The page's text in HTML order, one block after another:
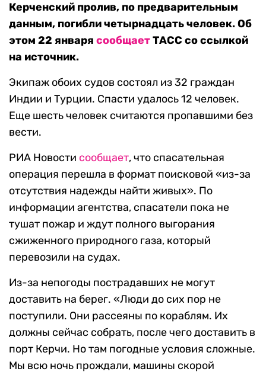
Керченский пролив, по предварительным
данным, погибли четырнадцать человек. Об
этом 22 января сообщаетТАСС со ссылкой
на источник.
Экипаж обоих судов состоял из 32 граждан
Индии и Турции. Спасти удалось 12 человек.
Еще шесть человек считаются пропавшими без
вести.
РИА Новости сообщает, что спасательная
операция перешла в формат поисковой «из-за
отсутствия надежды найти живых». По
информации агентства, спасатели пока не
тушат пожар и ждут полного выгорания
сжиженного природного газа, который
перевозили на судах.
Из-за непогоды пострадавших не могут
доставить на берег. «Люди до сих пор не
поступили. Они рассеяны по кораблям. Их
должны сейчас собрать, после чего доставить в
порт Керчи. Но там погодные условия сложные.
Мы всю ночь прождали, машины скорой